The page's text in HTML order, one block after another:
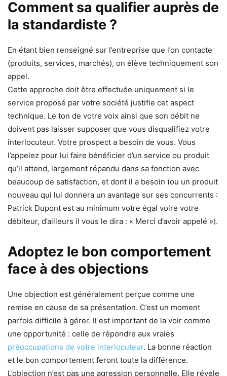
Comment sa qualifier auprès de
la standardiste ?
En étant bien renseigné sur l’entreprise que l’on contacte
(produits, services, marchés), on élève techniquement son
appel.
Cette approche doit être effectuée uniquement si le
service proposé par votre société justifie cet aspect
technique. Le ton de votre voix ainsi que son débit ne
doivent pas laisser supposer que vous disqualifiez votre
interlocuteur. Votre prospect a besoin de vous. Vous
l’appelez pour lui faire bénéficier d’un service ou produit
qu’il attend, largement répandu dans sa fonction avec
beaucoup de satisfaction, et dont il a besoin (ou un produit
nouveau qui lui donnera un avantage sur ses concurrents :
Patrick Dupont est au minimum votre égal voire votre
débiteur, d’ailleurs il vous le dira : « Merci d’avoir appelé »).
Adoptez le bon comportement
face à des objections
Une objection est généralement perçue comme une
remise en cause de sa présentation. C’est un moment
parfois difficile à gérer. Il est important de la voir comme
une opportunité : celle de répondre aux vraies
préoccupations de votre interlocuteur. La bonne réaction
et le bon comportement feront toute la différence.
L’objection n’est pas une agression personnelle. Elle révèle